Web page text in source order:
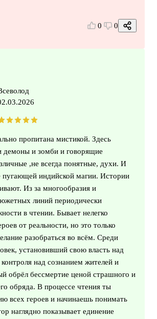
0 0
пропитана мистикой. Здесь
демоны и зомби и говорящие
,не всегда понятные, духи. И
пугающей индийской магии. Истории
Из за многообразия и
линий периодически
в чтении. Бывает нелегко
от реальности, но это только
разобраться во всём. Среди
установивший свою власть над
над сознанием жителей и
обрёл бессмертие ценой страшного и
обряда. В процессе чтения ты
всех героев и начинаешь понимать
наглядно показывает единение